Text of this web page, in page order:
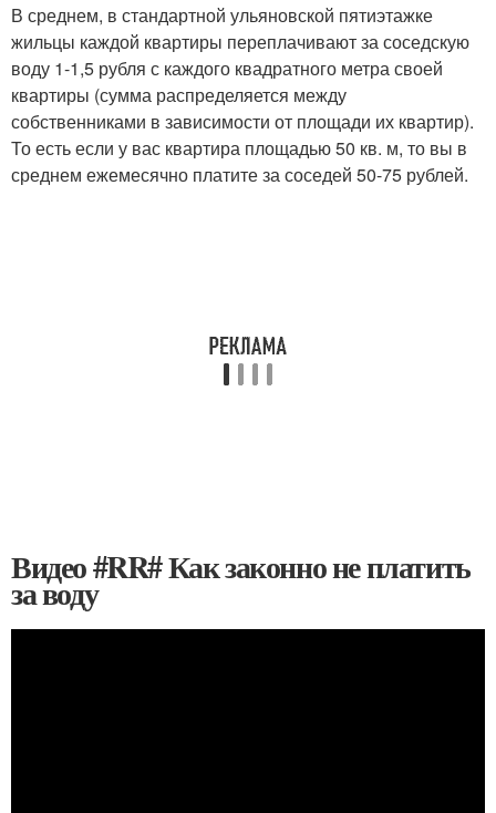
В среднем, в стандартной ульяновской пятиэтажке
жильцы каждой квартиры переплачивают за соседскую
воду 1-1,5 рубля с каждого квадратного метра своей
квартиры (сумма распределяется между
собственниками в зависимости от площади их квартир).
То есть если у вас квартира площадью 50 кв. м, то вы в
среднем ежемесячно платите за соседей 50-75 рублей.
Видео #RR# Как законно не платить
за воду